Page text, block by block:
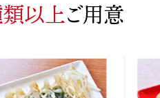
以上ご用意